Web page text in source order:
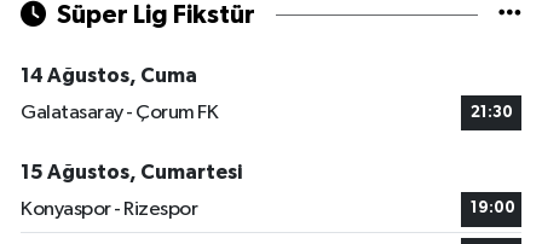
Süper Lig Fikstür
14 Ağustos, Cuma
Galatasaray - Çorum FK
21:30
15 Ağustos, Cumartesi
Konyaspor - Rizespor
19:00